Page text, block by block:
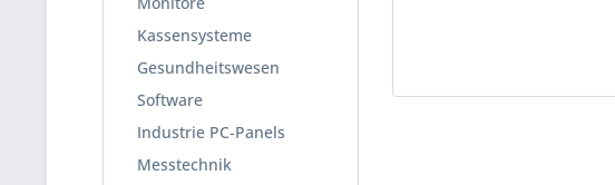
Kassensysteme
Gesundheitswesen
Software
Industrie PC-Panels
Messtechnik